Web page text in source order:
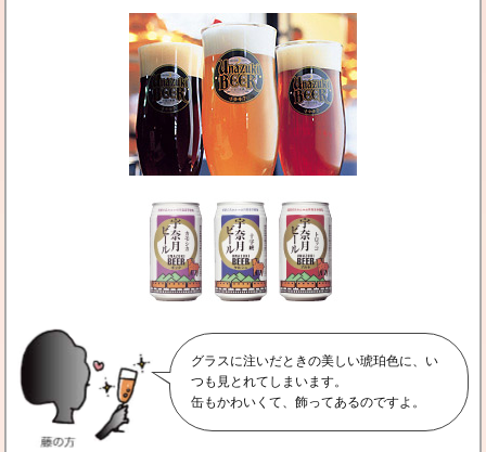
グラスに注いだときの美しい琥珀色に、い
つも見とれてしまいます。
缶もかわいくて、飾ってあるのですよ。